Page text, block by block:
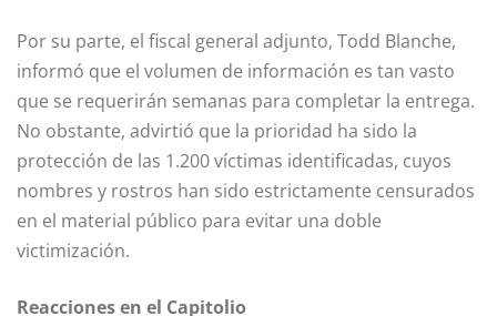
Por su parte, el fiscal general adjunto, Todd Blanche,
informó que el volumen de información es tan vasto
que se requerirán semanas para completar la entrega.
No obstante, advirtió que la prioridad ha sido la
protección de las 1.200 víctimas identificadas, cuyos
nombres y rostros han sido estrictamente censurados
en el material público para evitar una doble
victimización.
Reacciones en el Capitolio